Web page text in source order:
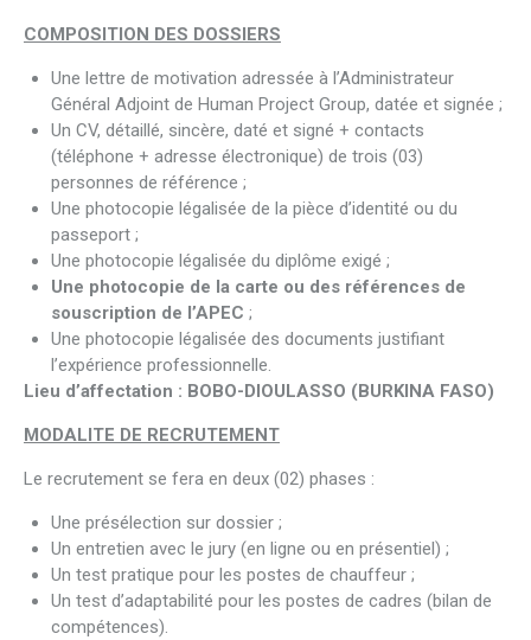
COMPOSITION DES DOSSIERS
Une lettre de motivation adressée à l’Administrateur
Général Adjoint de Human Project Group, datée et signée ;
Un CV, détaillé, sincère, daté et signé + contacts
(téléphone + adresse électronique) de trois (03)
personnes de référence ;
Une photocopie légalisée de la pièce d’identité ou du
passeport ;
Une photocopie légalisée du diplôme exigé ;
Une photocopie de la carte ou des références de
souscription de l’APEC ;
Une photocopie légalisée des documents justifiant
l’expérience professionnelle.
Lieu d’affectation : BOBO-DIOULASSO (BURKINA FASO)
MODALITE DE RECRUTEMENT
Le recrutement se fera en deux (02) phases :
Une présélection sur dossier ;
Un entretien avec le jury (en ligne ou en présentiel) ;
Un test pratique pour les postes de chauffeur ;
Un test d’adaptabilité pour les postes de cadres (bilan de
compétences).